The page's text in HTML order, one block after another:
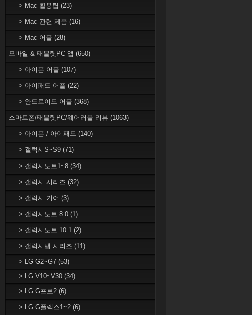
> Mac 활용팁 (23)
> Mac 관련 제품 (16)
> Mac 어플 (28)
모바일 & 태블릿PC 앱 (650)
> 아이폰 어플 (107)
> 아이패드 어플 (22)
> 안드로이드 어플 (368)
스마트폰/태블릿PC/웨어러블 리뷰 (1063)
> 아이폰 / 아이패드 (140)
> 갤럭시S~S9 (71)
> 갤럭시노트1~8 (34)
> 갤럭시 시리즈 (32)
> 갤럭시 기어 (3)
> 갤럭시노트 8.0 (1)
> 갤럭시노트 10.1 (2)
> 갤럭시탭 시리즈 (11)
> LG G2~G7 (53)
> LG V10~V30 (34)
> LG G프로2 (6)
> LG G플렉스1~2 (6)